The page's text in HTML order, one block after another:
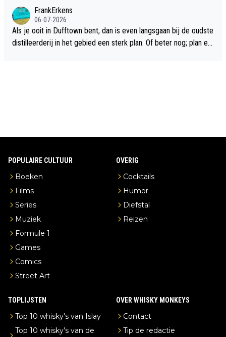
FrankErkens
06-07-2026
Als je ooit in Dufftown bent, dan is even langsgaan bij de oudste
distilleerderij in het gebied een sterk plan. Of beter nog; plan ee
POPULAIRE CULTUUR
Boeken
Films
Series
Muziek
Formule 1
Games
Comics
Street Art
OVERIG
Cocktails
Humor
Diefstal
Reizen
TOPLIJSTEN
Top 10 whisky's van Islay
Top 10 whisky's van de
OVER WHISKY MONKEYS
Contact
Tip de redactie